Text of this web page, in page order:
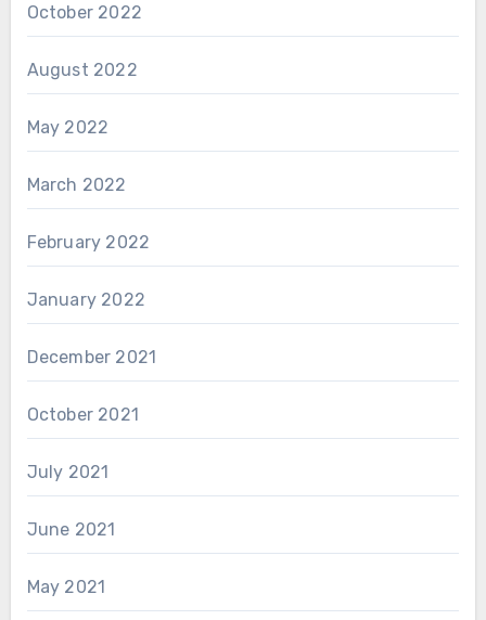
October 2022
August 2022
May 2022
March 2022
February 2022
January 2022
December 2021
October 2021
July 2021
June 2021
May 2021